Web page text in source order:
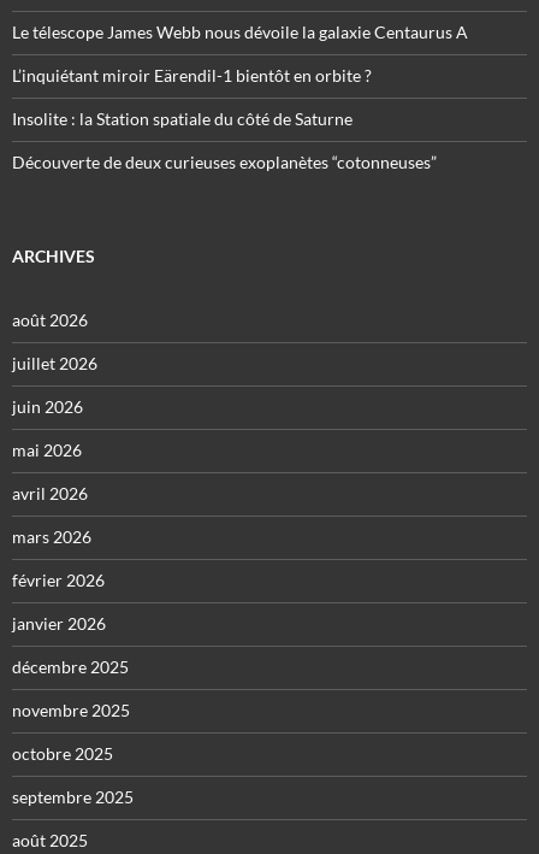
Le télescope James Webb nous dévoile la galaxie Centaurus A
L’inquiétant miroir Eärendil-1 bientôt en orbite ?
Insolite : la Station spatiale du côté de Saturne
Découverte de deux curieuses exoplanètes “cotonneuses”
ARCHIVES
août 2026
juillet 2026
juin 2026
mai 2026
avril 2026
mars 2026
février 2026
janvier 2026
décembre 2025
novembre 2025
octobre 2025
septembre 2025
août 2025